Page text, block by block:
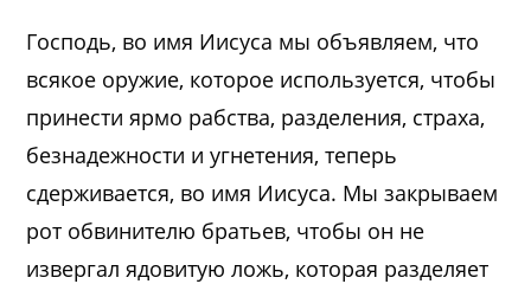
Господь, во имя Иисуса мы объявляем, что
всякое оружие, которое используется, чтобы
принести ярмо рабства, разделения, страха,
безнадежности и угнетения, теперь
сдерживается, во имя Иисуса. Мы закрываем
рот обвинителю братьев, чтобы он не
извергал ядовитую ложь, которая разделяет